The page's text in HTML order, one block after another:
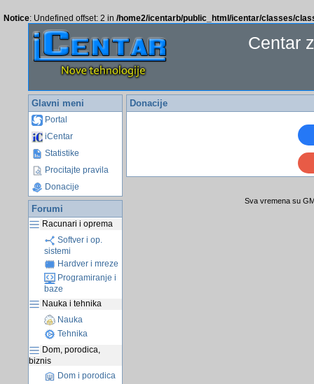
Notice: Undefined offset: 2 in /home2/icentarb/public_html/icentar/classes/
Centar
Glavni meni
Portal
iCentar
Statistike
Procitajte pravila
Donacije
Forumi
Racunari i oprema
Softver i op.
sistemi
Hardver i mreze
Programiranje i
baze
Nauka i tehnika
Nauka
Tehnika
Dom, porodica,
biznis
Dom i porodica
Donacije
Sva vremena su